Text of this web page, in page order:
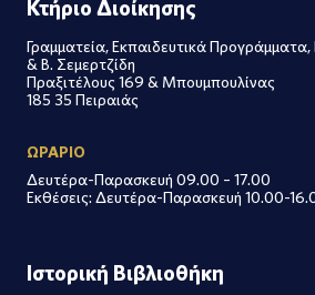
Κτήριο Διοίκησης
Γραμματεία, Εκπαιδευτικά Προγράμματα,
& Β. Σεμερτζίδη
Πραξιτέλους 169 & Μπουμπουλίνας
185 35 Πειραιάς
ΩΡΑΡΙΟ
Δευτέρα-Παρασκευή 09.00 – 17.00
Εκθέσεις: Δευτέρα-Παρασκευή 10.00-
Ιστορική Βιβλιοθήκη